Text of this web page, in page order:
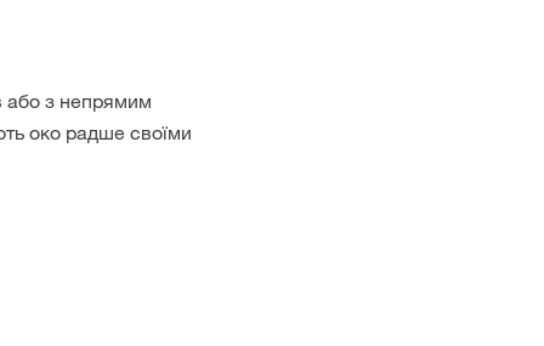
або з непрямим
око радше своїми